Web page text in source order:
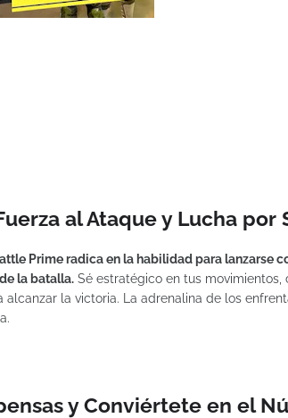
al Ataque y Lucha por
Prime radica en la habilidad para lanzarse
la batalla. Sé estratégico en tus
la victoria. La adrenalina de los
y Conviértete en el